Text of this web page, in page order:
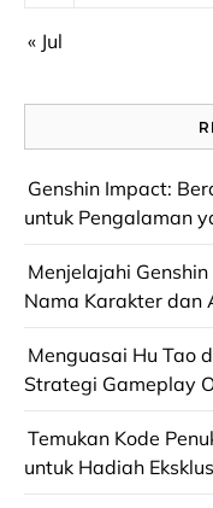
« Jul
Genshin Impact:
untuk Pengalaman
Menjelajahi
Nama Karakter dan
Menguasai Hu Tao
Strategi Gameplay
Temukan Kode
untuk Hadiah